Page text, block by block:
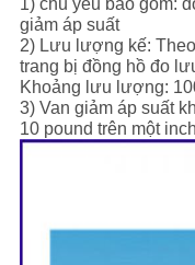
1) chủ yếu bao gồm:
giảm áp suất
2) Lưu lượng kế:
trang bị đồng hồ đo
Khoảng lưu lượng:
3) Van giảm áp suất
10 pound trên một